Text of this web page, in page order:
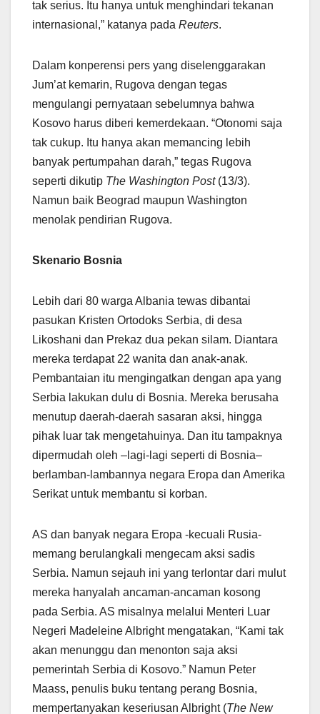
tak serius. Itu hanya untuk menghindari tekanan
internasional,” katanya pada Reuters.
Dalam konperensi pers yang diselenggarakan
Jum’at kemarin, Rugova dengan tegas
mengulangi pernyataan sebelumnya bahwa
Kosovo harus diberi kemerdekaan. “Otonomi saja
tak cukup. Itu hanya akan memancing lebih
banyak pertumpahan darah,” tegas Rugova
seperti dikutip The Washington Post(13/3).
Namun baik Beograd maupun Washington
menolak pendirian Rugova.
Skenario Bosnia
Lebih dari 80 warga Albania tewas dibantai
pasukan Kristen Ortodoks Serbia, di desa
Likoshani dan Prekaz dua pekan silam. Diantara
mereka terdapat 22 wanita dan anak-anak.
Pembantaian itu mengingatkan dengan apa yang
Serbia lakukan dulu di Bosnia. Mereka berusaha
menutup daerah-daerah sasaran aksi, hingga
pihak luar tak mengetahuinya. Dan itu tampaknya
dipermudah oleh –lagi-lagi seperti di Bosnia–
berlamban-lambannya negara Eropa dan Amerika
Serikat untuk membantu si korban.
AS dan banyak negara Eropa -kecuali Rusia-
memang berulangkali mengecam aksi sadis
Serbia. Namun sejauh ini yang terlontar dari mulut
mereka hanyalah ancaman-ancaman kosong
pada Serbia. AS misalnya melalui Menteri Luar
Negeri Madeleine Albright mengatakan, “Kami tak
akan menunggu dan menonton saja aksi
pemerintah Serbia di Kosovo.” Namun Peter
Maass, penulis buku tentang perang Bosnia,
mempertanyakan keseriusan Albright (The New